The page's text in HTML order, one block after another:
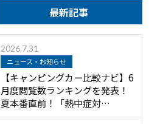
最新記事
2026.7.31
ニュース・お知らせ
【キャンピングカー比較ナビ】6
月度閲覧数ランキングを発表！
夏本番直前！「熱中症対…